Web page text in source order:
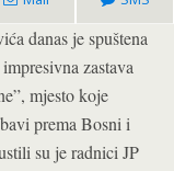
danas je spuštena
zastava
mjesto koje
prema Bosni i
su je radnici JP